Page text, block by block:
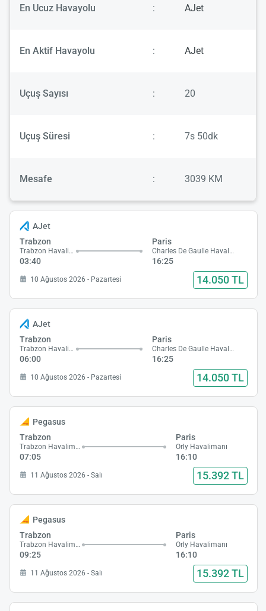
En Ucuz Havayolu : AJet
En Aktif Havayolu : AJet
Uçuş Sayısı : 20
Uçuş Süresi : 7s 50dk
Mesafe : 3039 KM
AJet
Trabzon
Trabzon Havalimanı
03:40
Paris
Charles De Gaulle Havalimanı
16:25
10 Ağustos 2026 - Pazartesi 14.050 TL
AJet
Trabzon
Trabzon Havalimanı
06:00
Paris
Charles De Gaulle Havalimanı
16:25
10 Ağustos 2026 - Pazartesi 14.050 TL
Pegasus
Trabzon
Trabzon Havalimanı
07:05
Paris
Orly Havalimanı
16:10
11 Ağustos 2026 - Salı 15.392 TL
Pegasus
Trabzon
Trabzon Havalimanı
09:25
Paris
Orly Havalimanı
16:10
11 Ağustos 2026 - Salı 15.392 TL